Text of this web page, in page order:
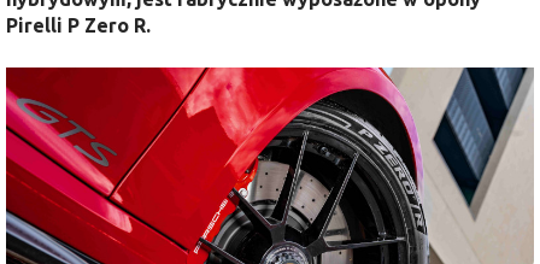
Pirelli P Zero R.